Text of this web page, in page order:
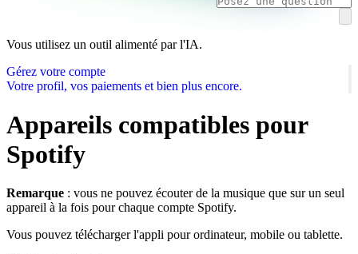
Vous utilisez un outil alimenté par l'IA.
Gérez votre compte
Votre profil, vos paiements et bien plus encore.
Appareils compatibles pour
Spotify
Remarque : vous ne pouvez écouter de la musique que sur un seul
appareil à la fois pour chaque compte Spotify.
Vous pouvez télécharger l'appli pour ordinateur, mobile ou tablette.